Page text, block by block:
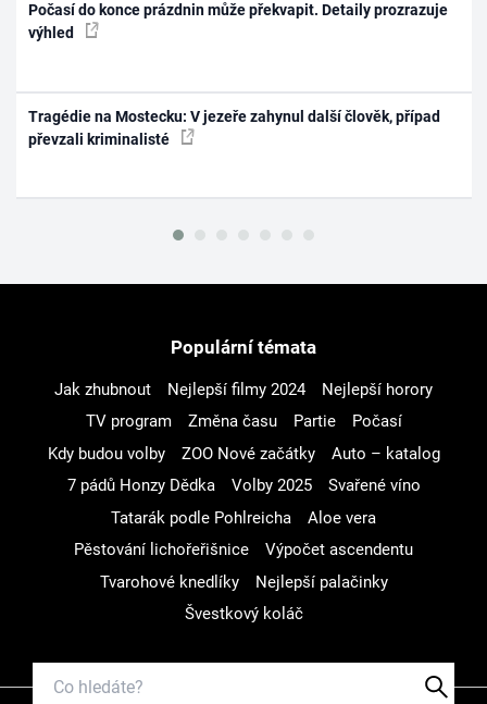
Počasí do konce prázdnin může překvapit. Detaily prozrazuje
výhled
Tragédie na Mostecku: V jezeře zahynul další člověk, případ
převzali kriminalisté
Populární témata
Jak zhubnout Nejlepší filmy 2024
Nejlepší horory
TV program
Změna času Partie
Počasí
Kdy budou volby
ZOO Nové začátky
Auto – katalog
7 pádů Honzy Dědka
Volby 2025
Svařené víno
Tatarák podle Pohlreicha
Aloe vera
Pěstování lichořeřišnice
Výpočet ascendentu
Tvarohové knedlíky
Nejlepší palačinky
Švestkový koláč